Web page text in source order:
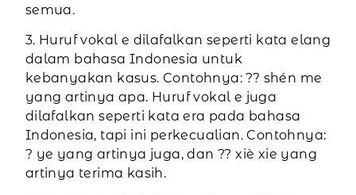
semua.
3. Huruf vokal e dilafalkan seperti kata elang
dalam bahasa Indonesia untuk
kebanyakan kasus. Contohnya: ?? shén me
yang artinya apa. Huruf vokal e juga
dilafalkan seperti kata era pada bahasa
Indonesia, tapi ini perkecualian. Contohnya:
? ye yang artinya juga, dan ?? xiè xie yang
artinya terima kasih.